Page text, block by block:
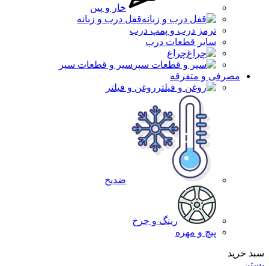
خار و پین
قفل درب و زبانه
ترمز درب و پمپ درب
سایر قطعات درب
چراغ
سپر و قطعات سپر
مصرفی و متفرقه
روغن و فیلتر
ضدیخ
رینگ و چرخ
پیچ و مهره
سبد خرید